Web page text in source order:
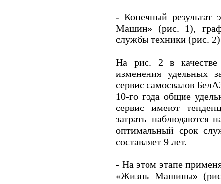
- Конечный результат
Машин» (рис. 1),
службы техники (рис.
На рис. 2 в качестве
изменения удельных
сервис самосвалов
10-го года общие
сервис имеют
затраты наблюдаются
оптимальный срок
составляет 9 лет.
- На этом этапе
«Жизнь Машины»